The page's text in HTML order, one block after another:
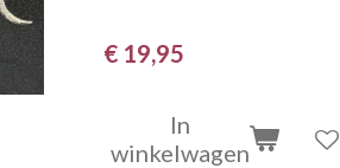
€ 19,95
In
winkelwagen